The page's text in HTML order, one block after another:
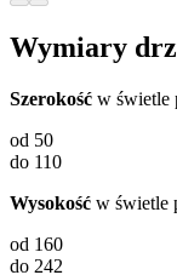
Wymiary
Szerokość w świetle
od 50
do 110
Wysokość w świetle
od 160
do 242